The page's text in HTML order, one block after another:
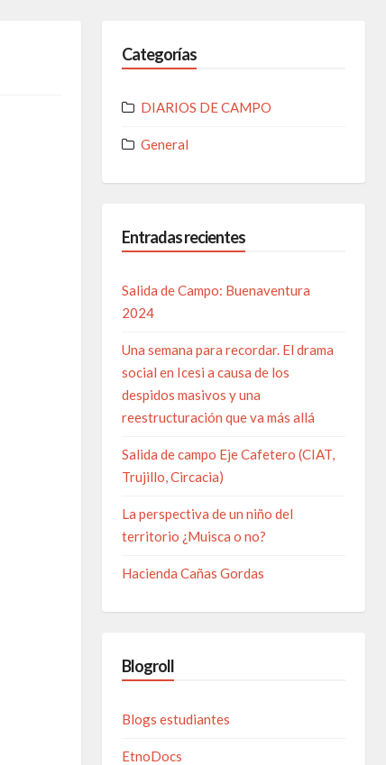
Categorías
DIARIOS DE CAMPO
General
Entradas recientes
Salida de Campo: Buenaventura
2024
Una semana para recordar. El drama
social en Icesi a causa de los
despidos masivos y una
reestructuración que va más allá
Salida de campo Eje Cafetero (CIAT,
Trujillo, Circacia)
La perspectiva de un niño del
territorio ¿Muisca o no?
Hacienda Cañas Gordas
Blogroll
Blogs estudiantes
EtnoDocs